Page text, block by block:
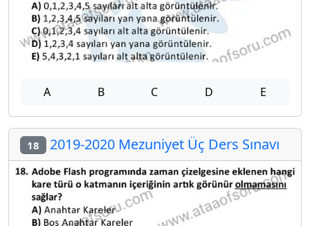
A B C D E
18 2019-2020 Mezuniyet Üç Ders Sınavı